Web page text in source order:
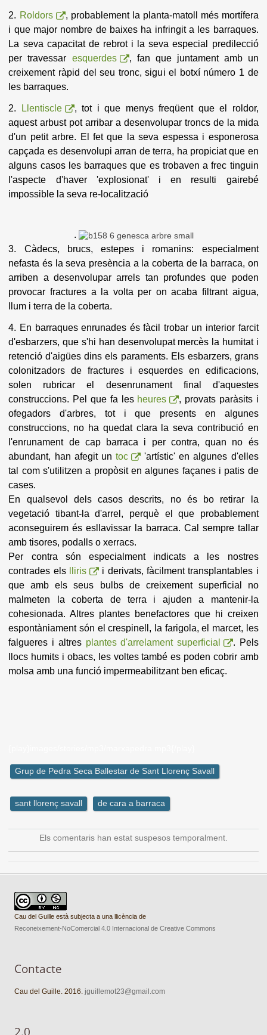
2. Roldors
, probablement la planta-matoll més mortífera
i que major nombre de baixes ha infringit a les barraques.
La seva capacitat de rebrot i la seva especial predilecció
per travessar esquerdes
, fan que juntament amb un
creixement ràpid del seu tronc, sigui el botxí número 1 de
les barraques.
2. Llentiscle
, tot i que menys freqüent que el roldor,
aquest arbust pot arribar a desenvolupar troncs de la mida
d'un petit arbre. El fet que la seva espessa i esponerosa
capçada es desenvolupi arran de terra, ha propiciat que en
alguns casos les barraques que es trobaven a frec tinguin
l'aspecte d'haver 'explosionat' i en resulti gairebé
impossible la seva re-localització
.
3. Càdecs, brucs, estepes i romanins: especialment
nefasta és la seva presència a la coberta de la barraca, on
arriben a desenvolupar arrels tan profundes que poden
provocar fractures a la volta per on acaba filtrant aigua,
llum i terra de la coberta.
4. En barraques enrunades és fàcil trobar un interior farcit
d'esbarzers, que s'hi han desenvolupat mercès la humitat i
retenció d'aigües dins els paraments. Els esbarzers, grans
colonitzadors de fractures i esquerdes en edificacions,
solen rubricar el desenrunament final d'aquestes
construccions. Pel que fa les heures
, provats paràsits i
ofegadors d'arbres, tot i que presents en algunes
construccions, no ha quedat clara la seva contribució en
l'enrunament de cap barraca i per contra, quan no és
abundant, han afegit un toc
'artístic' en algunes d'elles
tal com s'utilitzen a propòsit en algunes façanes i patis de
cases.
En qualsevol dels casos descrits, no és bo retirar la
vegetació tibant-la d'arrel, perquè el que probablement
aconseguirem és esllavissar la barraca. Cal sempre tallar
amb tisores, podalls o xerracs.
Per contra són especialment indicats a les nostres
contrades els
lliris
i derivats, fàcilment transplantables i
que amb els seus bulbs de creixement superficial no
malmeten la coberta de terra i ajuden a mantenir-la
cohesionada. Altres plantes benefactores que hi creixen
espontàniament són el crespinell, la farigola, el marcet, les
falgueres i altres plantes d'arrelament superficial
. Pels
llocs humits i obacs, les voltes també es poden cobrir amb
molsa amb una funció impermeabilitzant ben eficaç.
Grup de Pedra Seca Ballestar de Sant Llorenç Savall
sant llorenç savall de cara a barraca
Els comentaris han estat suspesos temporalment.
Cau del Guille està subjecta a una llicència de
Reconeixement-NoComercial 4.0 Internacional de Creative Commons
Contacte
Cau del Guille. 2016.jguillemot23@gmail.com